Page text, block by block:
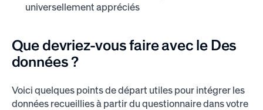
universellement appréciés
Que devriez-vous faire avec le Des
données ?
Voici quelques points de départ utiles pour intégrer les
données recueillies à partir du questionnaire dans votre